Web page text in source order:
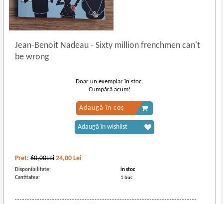
Jean-Benoit Nadeau - Sixty million frenchmen can't
be wrong
Pret:60,00Lei 24,00 Lei
Disponibilitate:
in stoc
Cantitatea:
1 buc
Doar un exemplar în stoc.
Cumpără acum!
Adaugă în coș
Adaugă în wishlist